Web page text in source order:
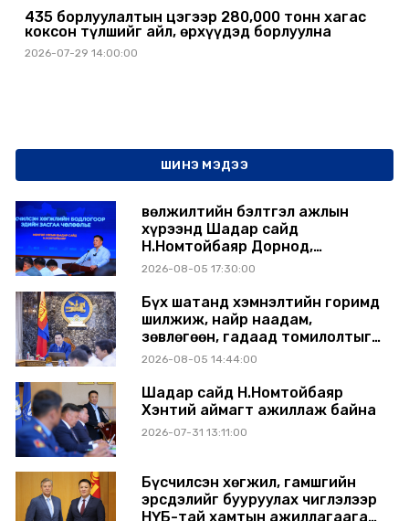
435 борлуулалтын цэгээр 280,000 тонн хагас
коксон түлшийг айл, өрхүүдэд борлуулна
2026-07-29 14:00:00
ШИНЭ МЭДЭЭ
Өвөлжилтийн бэлтгэл ажлын
хүрээнд Шадар сайд
Н.Номтойбаяр Дорнод,
Сүхбаатар аймагт ажиллав
2026-08-05 17:30:00
Бүх шатанд хэмнэлтийн горимд
шилжиж, найр наадам,
зөвлөгөөн, гадаад томилолтыг
хориглолоо
2026-08-05 14:44:00
Шадар сайд Н.Номтойбаяр
Хэнтий аймагт ажиллаж байна
2026-07-31 13:11:00
Бүсчилсэн хөгжил, гамшгийн
эрсдэлийг бууруулах чиглэлээр
НҮБ-тай хамтын ажиллагаагаа